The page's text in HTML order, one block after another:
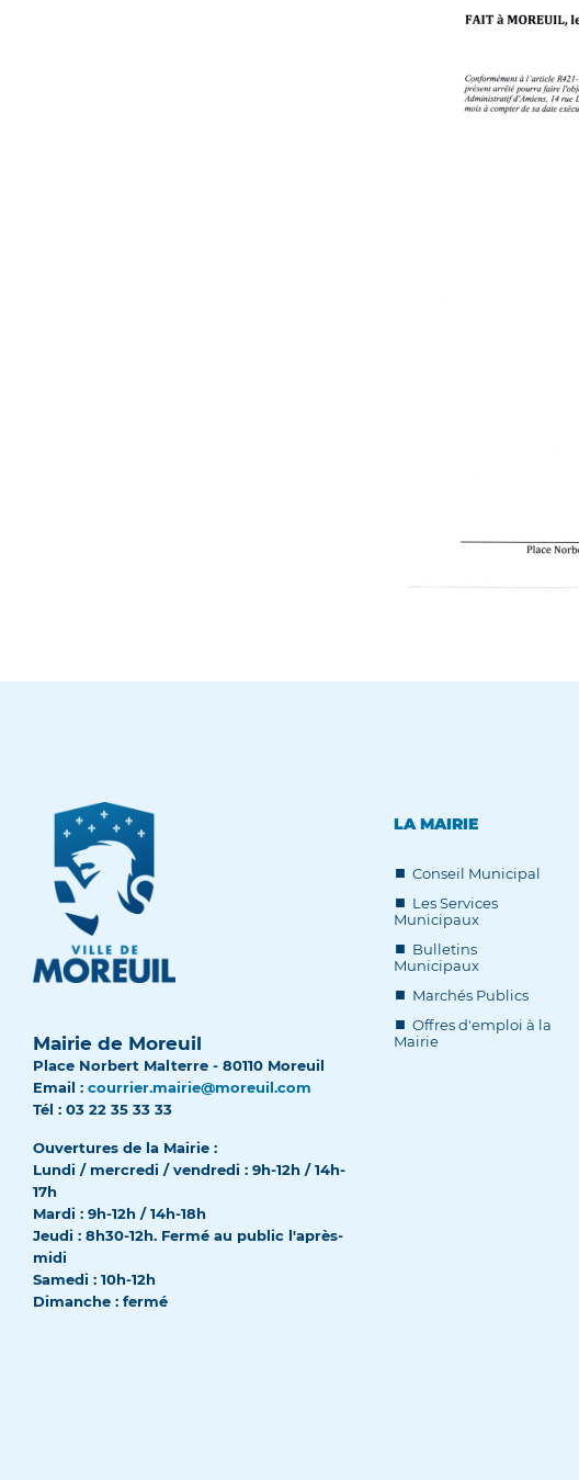
Mairie de Moreuil
Place Norbert Malterre - 80110 Moreuil
Email : courrier.mairie@moreuil.com
Tél : 03 22 35 33 33
Ouvertures de la Mairie :
Lundi / mercredi / vendredi : 9h-12h / 14h-
17h
Mardi : 9h-12h / 14h-18h
Jeudi : 8h30-12h. Fermé au public l'après-
midi
Samedi : 10h-12h
Dimanche : fermé
LA MAIRIE
Conseil Municipal
Les Services
Municipaux
Bulletins
Municipaux
Marchés Publics
Offres d'emploi à la
Mairie